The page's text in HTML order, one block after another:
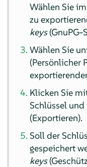
Wählen Sie
zu
keys(GnuPG-
Wählen Sie
(Persönlicher
Klicken Sie
Schlüssel und
(Exportieren).
Soll der
gespeichert
keys